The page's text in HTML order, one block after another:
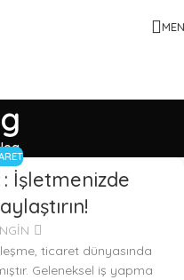
İşletmenizde
ticaret dünyasında
Geleneksel iş yapma